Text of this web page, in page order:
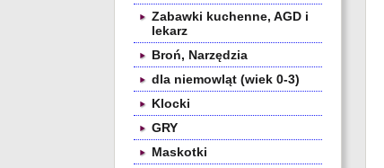
Zabawki kuchenne, AGD i
lekarz
Broń, Narzędzia
dla niemowląt (wiek 0-3)
Klocki
GRY
Maskotki